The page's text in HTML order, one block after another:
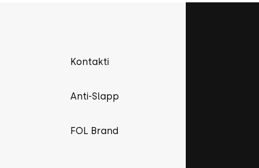
Kontakti
Anti-Slapp
FOL Brand